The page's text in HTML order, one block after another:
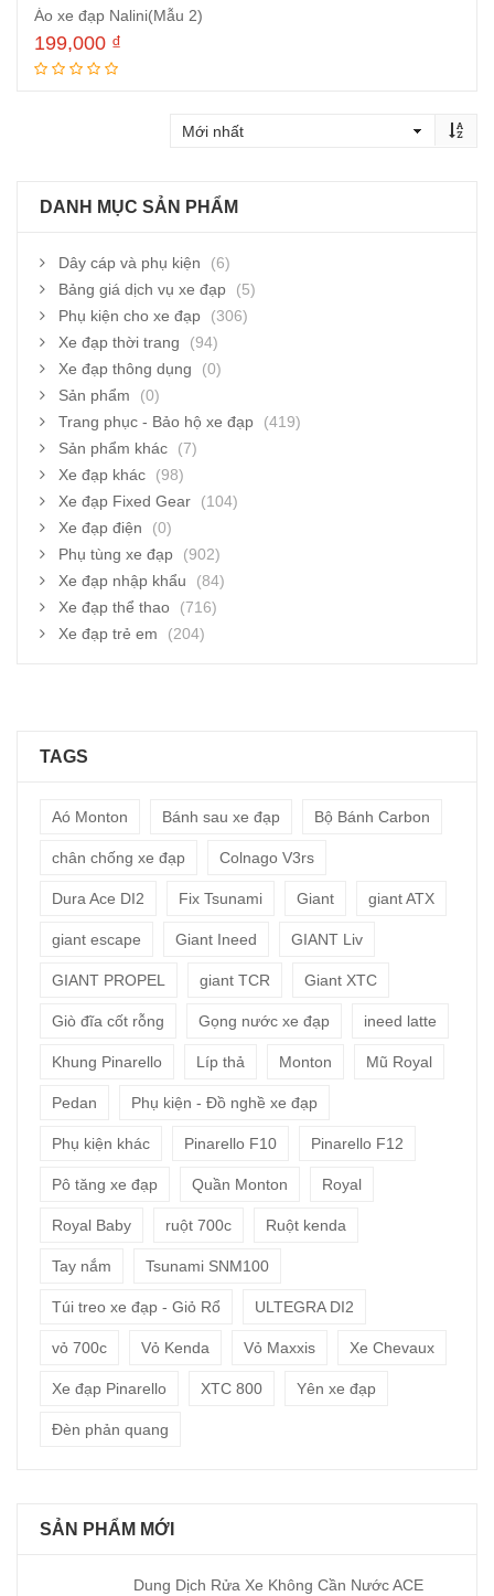
Áo xe đạp Nalini(Mẫu 2)
199,000 ₫
DANH MỤC SẢN PHẨM
Dây cáp và phụ kiện
(6)
Bảng giá dịch vụ xe đạp
(5)
Phụ kiện cho xe đạp
(306)
Xe đạp thời trang
(94)
Xe đạp thông dụng
(0)
Sản phẩm
(0)
Trang phục - Bảo hộ xe đạp
(419)
Sản phẩm khác
(7)
Xe đạp khác
(98)
Xe đạp Fixed Gear
(104)
Xe đạp điện
(0)
Phụ tùng xe đạp
(902)
Xe đạp nhập khẩu
(84)
Xe đạp thể thao
(716)
Xe đạp trẻ em
(204)
TAGS
Aó Monton Bánh sau xe đạp Bộ Bánh Carbon
chân chống xe đạp Colnago V3rs
Dura Ace DI2 Fix Tsunami Giant giant ATX
giant escape Giant Ineed GIANT Liv
GIANT PROPEL giant TCR Giant XTC
Giò đĩa cốt rỗng Gọng nước xe đạp ineed latte
Khung Pinarello Líp thả Monton Mũ Royal
Pedan Phụ kiện - Đồ nghề xe đạp
Phụ kiện khác Pinarello F10 Pinarello F12
Pô tăng xe đạp Quần Monton Royal
Royal Baby ruột 700c Ruột kenda
Tay nắm Tsunami SNM100
Túi treo xe đạp - Giỏ Rổ ULTEGRA DI2
vỏ 700c Vỏ Kenda Vỏ Maxxis Xe Chevaux
Xe đạp Pinarello XTC 800 Yên xe đạp
Đèn phản quang
SẢN PHẨM MỚI
Dung Dịch Rửa Xe Không Cần Nước ACE